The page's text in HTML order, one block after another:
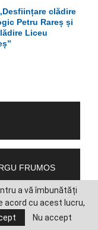
clădire
Petru Rareș și
Liceu
FRUMOS
a vă îmbunătăți
acord cu acest lucru,
Nu accept